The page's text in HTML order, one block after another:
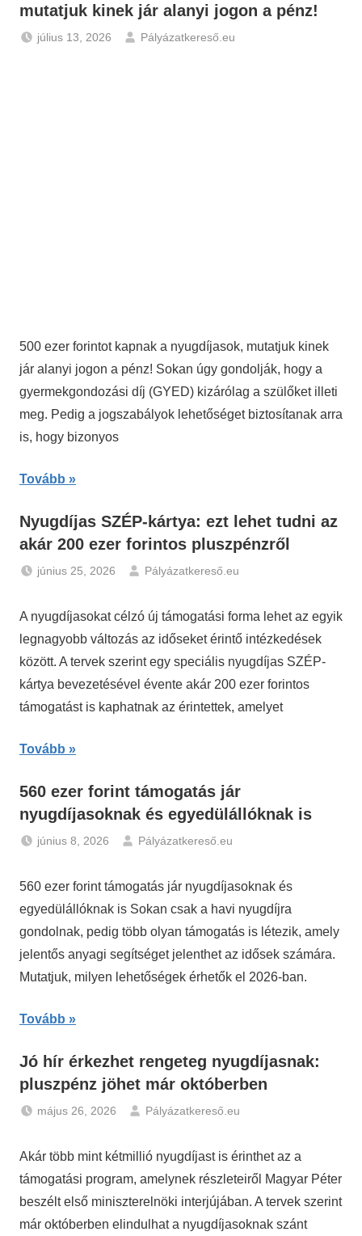
mutatjuk kinek jár alanyi jogon a pénz!
július 13, 2026
Pályázatkereső.eu
500 ezer forintot kapnak a nyugdíjasok, mutatjuk kinek
jár alanyi jogon a pénz! Sokan úgy gondolják, hogy a
gyermekgondozási díj (GYED) kizárólag a szülőket illeti
meg. Pedig a jogszabályok lehetőséget biztosítanak arra
is, hogy bizonyos
Tovább
Nyugdíjas SZÉP-kártya: ezt lehet tudni az
akár 200 ezer forintos pluszpénzről
június 25, 2026
Pályázatkereső.eu
Nyugdíj
A nyugdíjasokat célzó új támogatási forma lehet az egyik
legnagyobb változás az időseket érintő intézkedések
között. A tervek szerint egy speciális nyugdíjas SZÉP-
kártya bevezetésével évente akár 200 ezer forintos
támogatást is kaphatnak az érintettek, amelyet
Tovább
560 ezer forint támogatás jár
nyugdíjasoknak és egyedülállóknak is
június 8, 2026
Pályázatkereső.eu
Hírek
560 ezer forint támogatás jár nyugdíjasoknak és
egyedülállóknak is Sokan csak a havi nyugdíjra
gondolnak, pedig több olyan támogatás is létezik, amely
jelentős anyagi segítséget jelenthet az idősek számára.
Mutatjuk, milyen lehetőségek érhetők el 2026-ban.
Tovább
Jó hír érkezhet rengeteg nyugdíjasnak:
pluszpénz jöhet már októberben
május 26, 2026
Pályázatkereső.eu
Nyugdíj
Akár több mint kétmillió nyugdíjast is érinthet az a
támogatási program, amelynek részleteiről Magyar Péter
beszélt első miniszterelnöki interjújában. A tervek szerint
már októberben elindulhat a nyugdíjasoknak szánt